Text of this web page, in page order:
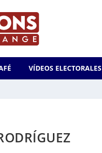
VÍDEOS ELECTORALES